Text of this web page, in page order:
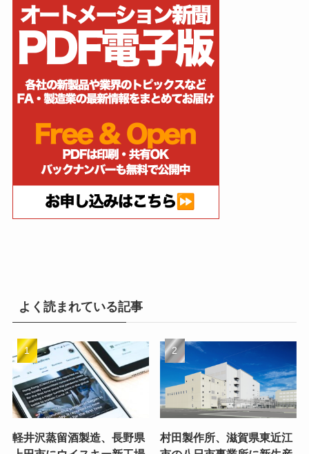
よく読まれている記事
軽井沢蒸留酒製造、長野県
村田製作所、滋賀県東近江